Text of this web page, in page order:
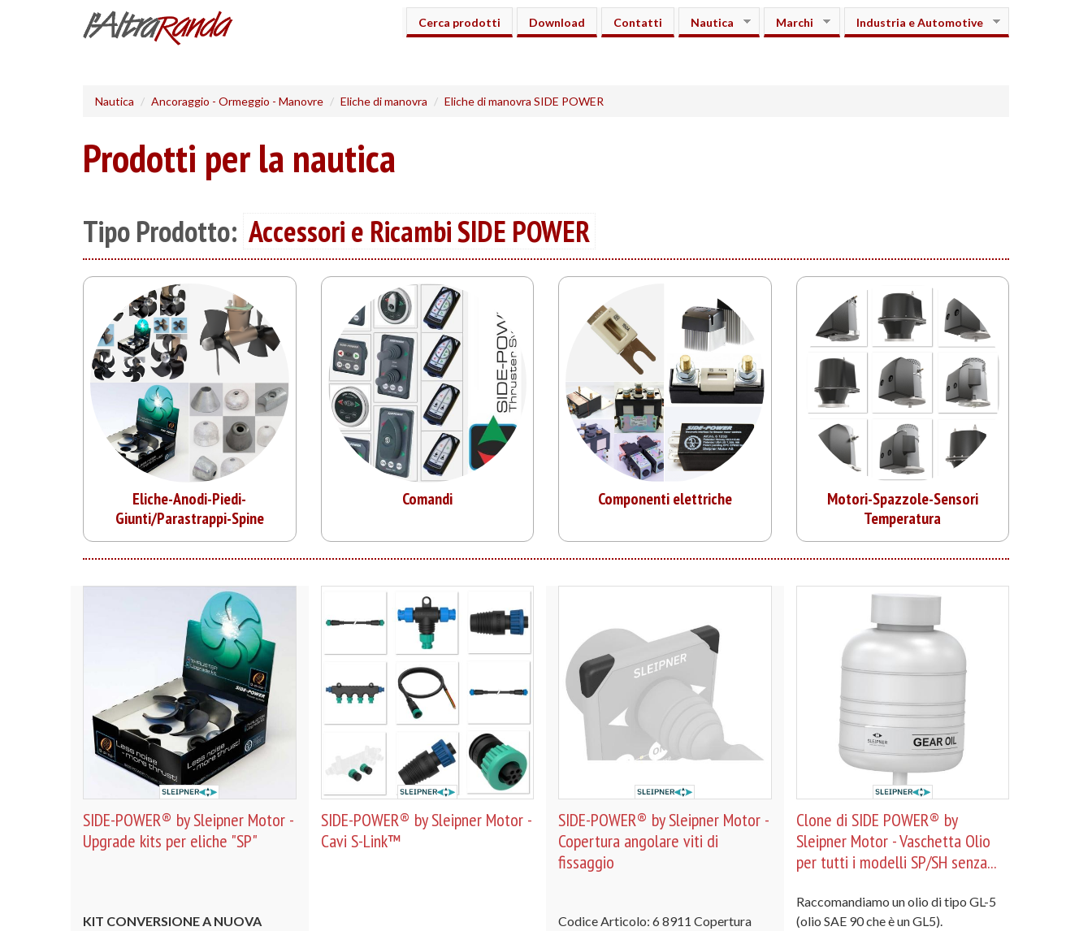
Cerca prodotti Download Contatti Nautica Marchi Industria e Automotive
Nautica Ancoraggio - Ormeggio - Manovre Eliche di manovra Eliche di manovra SIDE POWER
Prodotti per la nautica
Tipo Prodotto: Accessori e Ricambi SIDE POWER
Eliche-Anodi-Piedi-
Giunti/Parastrappi-Spine
Comandi Componenti elettriche
Motori-Spazzole-Sensori
Temperatura
SIDE-POWER® by Sleipner Motor -
Upgrade kits per eliche "SP"
KIT CONVERSIONE A NUOVA
SIDE-POWER® by Sleipner Motor -
Cavi S-Link™
SIDE-POWER® by Sleipner Motor -
Copertura angolare viti di
fissaggio
Codice Articolo: 6 8911 Copertura
Clone di SIDE POWER® by
Sleipner Motor - Vaschetta Olio
per tutti i modelli SP/SH senza...
Raccomandiamo un olio di tipo GL-5
(olio SAE 90 che è un GL5).